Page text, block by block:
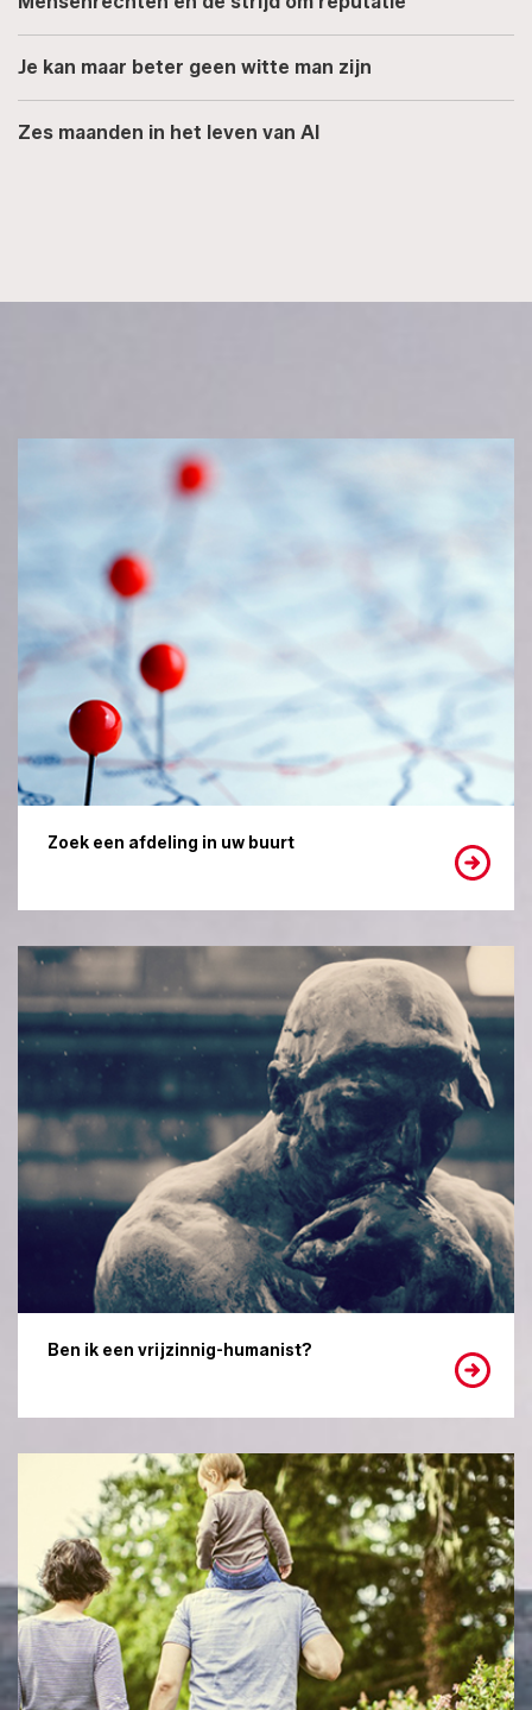
Je kan maar beter geen witte man zijn
Zes maanden in het leven van AI
Zoek een afdeling in uw buurt
Ben ik een vrijzinnig-humanist?